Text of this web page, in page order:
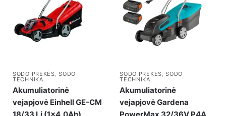
SODO PREKĖS,SODO
TECHNIKA
Akumuliatorinė
vejapjovė Einhell GE-CM
SODO PREKĖS,SODO
TECHNIKA
Akumuliatorinė
vejapjovė Gardena